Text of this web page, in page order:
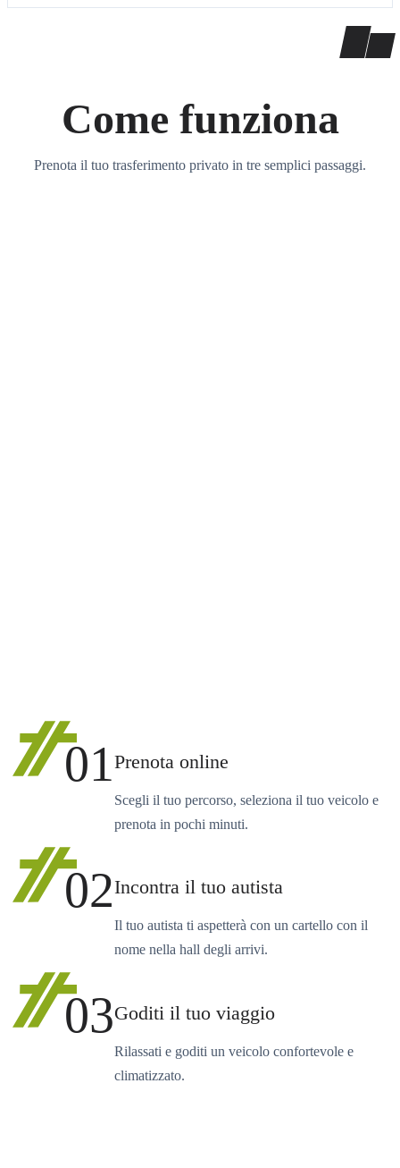
Come funziona
Prenota il tuo trasferimento privato in tre semplici passaggi.
01Prenota online
Scegli il tuo percorso, seleziona il tuo veicolo e
prenota in pochi minuti.
02Incontra il tuo autista
Il tuo autista ti aspetterà con un cartello con il
nome nella hall degli arrivi.
03Goditi il tuo viaggio
Rilassati e goditi un veicolo confortevole e
climatizzato.